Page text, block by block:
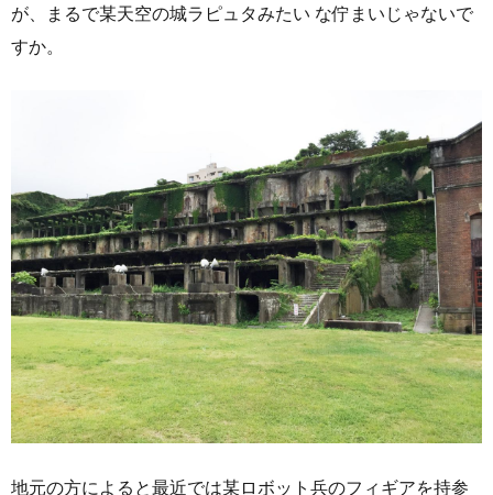
が、まるで某天空の城ラピュタみたい な佇まいじゃないで
すか。
地元の方によると最近では某ロボット兵のフィギアを持参